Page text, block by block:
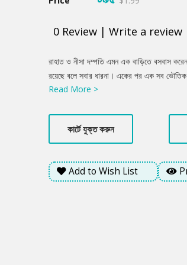
0 Review | Write a review
Product
Summery
রাহাত ও নীসা দম্পতি এমন এক বাড়িতে বসবাস
রয়েছে বলে সবার ধারনা। একের পর এক সব
ভাবে। এর মধ্যেই বাড়িতে এসে উপস্থিত হন
ওঠে। আসলেই কি কোনো অশরীরী আত্মার অস্তিত্ব এ
অতি ভৌতিক কল্পনা?
Read More >
কার্টে যুক্ত করুন
Add to Wish List